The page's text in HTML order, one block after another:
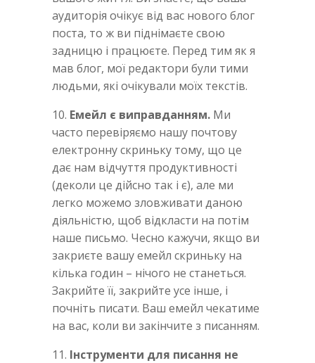
аудиторія очікує від вас нового блог
поста, то ж ви піднімаєте свою
задницю і працюєте. Перед тим як я
мав блог, мої редактори були тими
людьми, які очікували моїх текстів.
10. Емейл є виправданням. Ми
часто перевіряємо нашу почтову
електронну скриньку тому, що це
дає нам відчуття продуктивності
(деколи це дійсно так і є), але ми
легко можемо зловживати даною
діяльністю, щоб відкласти на потім
наше письмо. Чесно кажучи, якщо ви
закриєте вашу емейл скриньку на
кілька годин – нічого не станеться.
Закрийте її, закрийте усе інше, і
почніть писати. Ваш емейл чекатиме
на вас, коли ви закінчите з писанням.
11. Інструменти для писання не